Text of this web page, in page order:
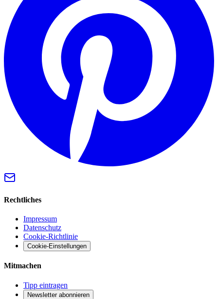
Rechtliches
Impressum
Datenschutz
Cookie-Richtlinie
Cookie-Einstellungen
Mitmachen
Tipp eintragen
Newsletter abonnieren